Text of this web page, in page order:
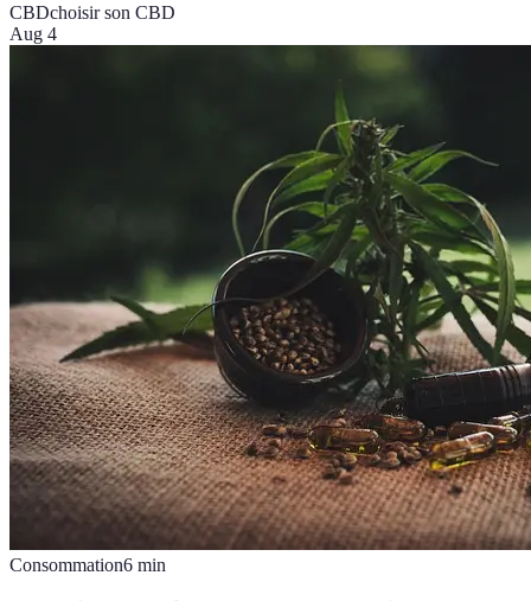
CBDchoisir son CBD
Aug 4
Consommation6 min